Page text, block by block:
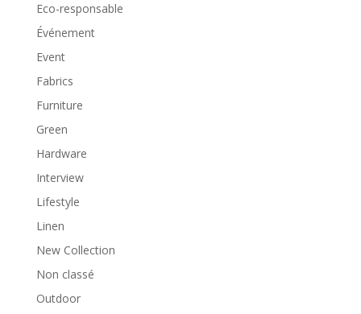
Eco-responsable
Événement
Event
Fabrics
Furniture
Green
Hardware
Interview
Lifestyle
Linen
New Collection
Non classé
Outdoor